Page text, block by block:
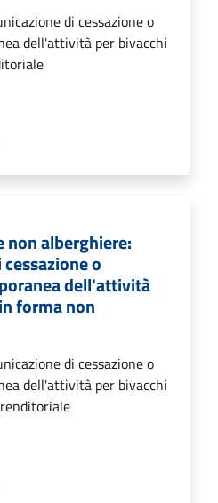
di cessazione o
dell'attività per bivacchi
alberghiere:
o
dell'attività
forma non
di cessazione o
dell'attività per bivacchi